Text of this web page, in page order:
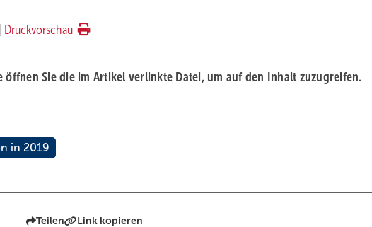
Druckvorschau
öffnen Sie die im Artikel verlinkte Datei, um auf den Inhalt zuzugreifen.
in 2019
Teilen Link kopieren